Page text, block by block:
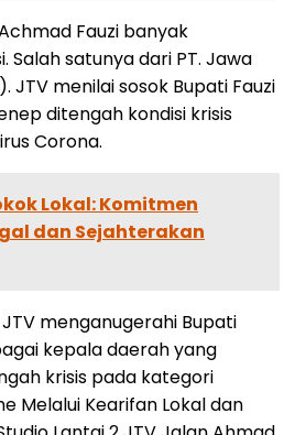
Fauzi banyak
satunya dari PT. Jawa
JTV menilai sosok Bupati Fauzi
ditengah kondisi krisis
Corona.
Lokal: Komitmen
dan Sejahterakan
menganugerahi Bupati
kepala daerah yang
krisis pada kategori
Melalui Kearifan Lokal dan